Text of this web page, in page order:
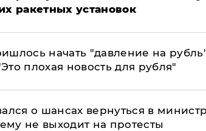
ракетных установок
начать "давление на рубль"
плохая новость для рубля"
о шансах вернуться в
не выходит на протесты